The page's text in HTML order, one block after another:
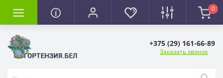
0
+375 (29) 161-66-89
Заказать звонок